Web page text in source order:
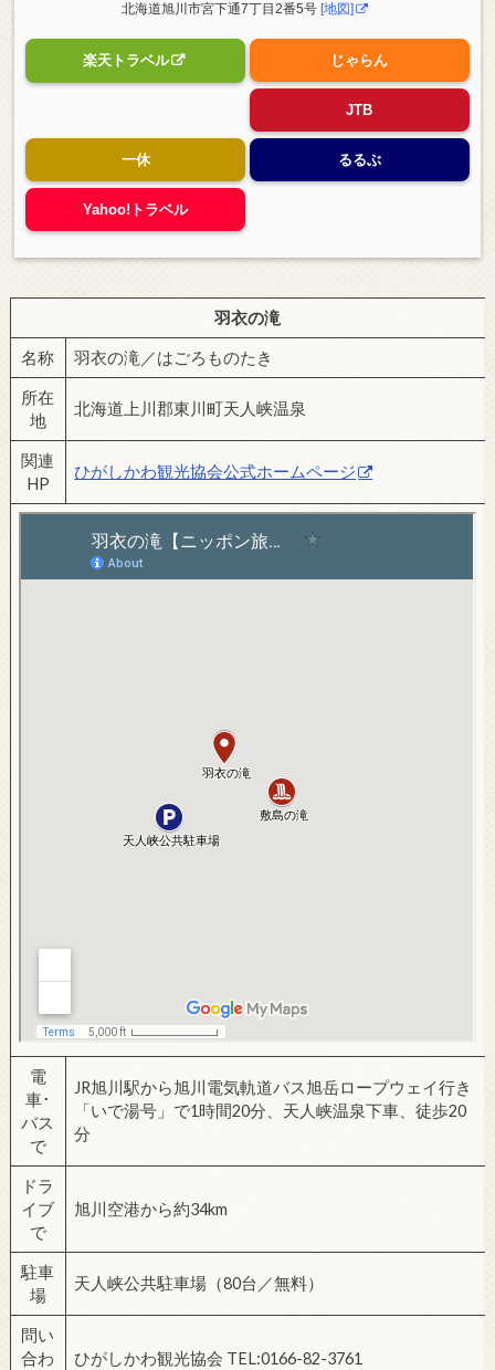
北海道旭川市宮下通7丁目2番5号 [地図]
楽天トラベル じゃらん
JTB
一休 るるぶ
Yahoo!トラベル
羽衣の滝
名称 羽衣の滝／はごろものたき
所在
地
北海道上川郡東川町天人峡温泉
関連
HP
ひがしかわ観光協会公式ホームページ
電
車･
バス
で
JR旭川駅から旭川電気軌道バス旭岳ロープウェイ行き
「いで湯号」で1時間20分、天人峡温泉下車、徒歩20
分
ドラ
イブ
で
旭川空港から約34km
駐車
場
天人峡公共駐車場（80台／無料）
問い
合わ
ひがしかわ観光協会 TEL:0166-82-3761